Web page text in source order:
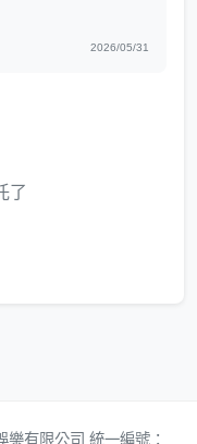
2026/05/31
了
有限公司 統一編號：